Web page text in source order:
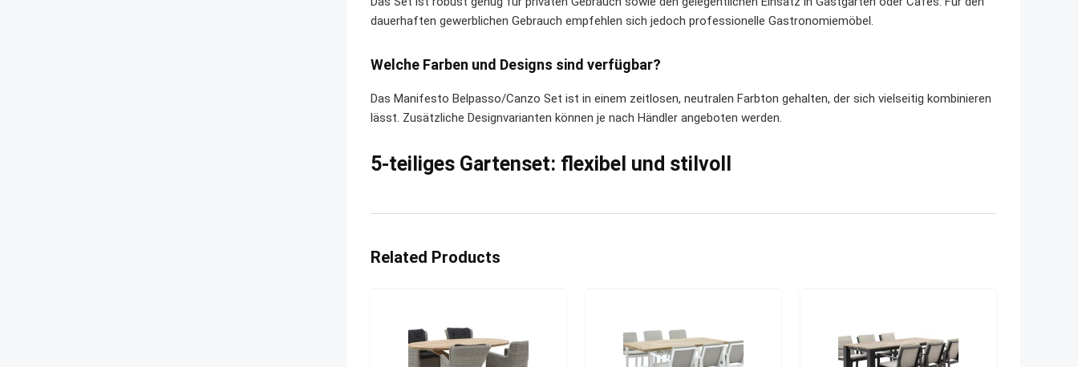
dauerhaften gewerblichen Gebrauch empfehlen sich jedoch professionelle Gastronomiemöbel.
Welche Farben und Designs sind verfügbar?
Das Manifesto Belpasso/Canzo Set ist in einem zeitlosen, neutralen Farbton gehalten, der sich vielseitig kombinieren
lässt. Zusätzliche Designvarianten können je nach Händler angeboten werden.
5-teiliges Gartenset: flexibel und stilvoll
Related Products